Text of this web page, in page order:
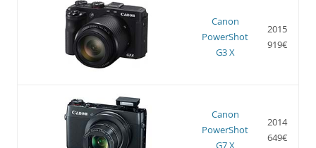
Canon
PowerShot
G3 X
2015
919€
Canon
PowerShot
G7 X
2014
649€